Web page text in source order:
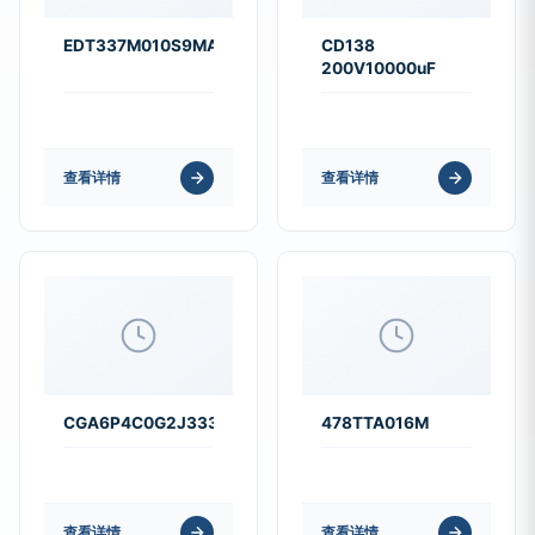
EDT337M010S9MAA
查看详情
CD138
200V10000uF
查看详情
CGA6P4C0G2J333J250AA 478TTA016M